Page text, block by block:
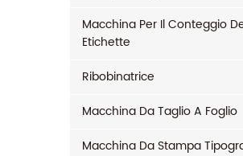
Macchina Per Il Conteggio
Etichette
Ribobinatrice
Macchina Da Taglio A Foglio
Macchina Da Stampa